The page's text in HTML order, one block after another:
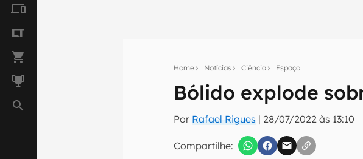
Home Notícias Ciência Espaço
Bólido explode
Por Rafael Rigues | 28/07/2022 às 13:10
Compartilhe:
Seu resumo inteligente do
Assine a newsletter do Canaltech e